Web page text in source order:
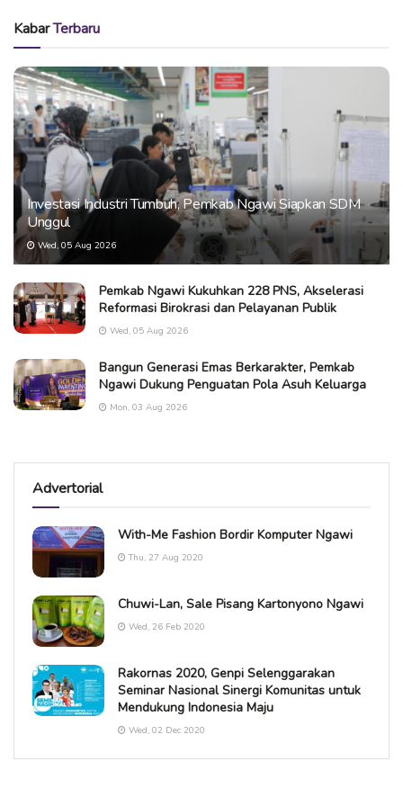
KabarTerbaru
Investasi Industri Tumbuh, Pemkab Ngawi Siapkan SDM
Unggul
Wed, 05 Aug 2026
Pemkab Ngawi Kukuhkan 228 PNS, Akselerasi
Reformasi Birokrasi dan Pelayanan Publik
Wed, 05 Aug 2026
Bangun Generasi Emas Berkarakter, Pemkab
Ngawi Dukung Penguatan Pola Asuh Keluarga
Mon, 03 Aug 2026
Advertorial
With-Me Fashion Bordir Komputer Ngawi
Thu, 27 Aug 2020
Chuwi-Lan, Sale Pisang Kartonyono Ngawi
Wed, 26 Feb 2020
Rakornas 2020, Genpi Selenggarakan
Seminar Nasional Sinergi Komunitas untuk
Mendukung Indonesia Maju
Wed, 02 Dec 2020